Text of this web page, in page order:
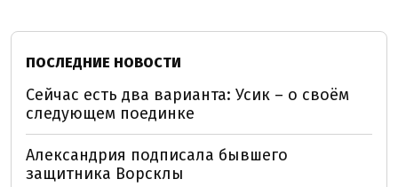
ПОСЛЕДНИЕ НОВОСТИ
Сейчас есть два варианта: Усик – о своём
следующем поединке
Александрия подписала бывшего
защитника Ворсклы